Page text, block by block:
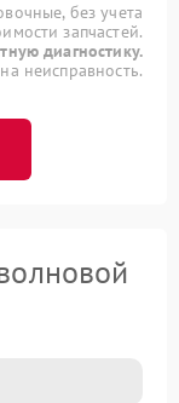
без учета
запчастей.
диагностику.
неисправность.